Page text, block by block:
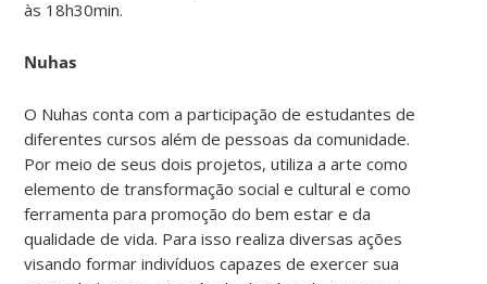
às 18h30min.
Nuhas
O Nuhas conta com a participação de estudantes de
diferentes cursos além de pessoas da comunidade.
Por meio de seus dois projetos, utiliza a arte como
elemento de transformação social e cultural e como
ferramenta para promoção do bem estar e da
qualidade de vida. Para isso realiza diversas ações
visando formar indivíduos capazes de exercer sua